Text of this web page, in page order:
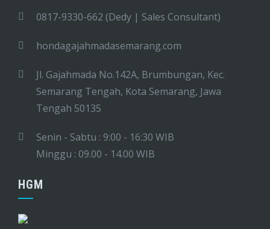
0817-9330-662 (Dedy | Sales Consultant)
hondagajahmadasemarang.com
Jl. Gajahmada No.142A, Brumbungan, Kec.
Semarang Tengah, Kota Semarang, Jawa
Tengah 50135
Senin - Sabtu : 9:00 - 16:30 WIB
Minggu : 09.00 - 14.00 WIB
HGM